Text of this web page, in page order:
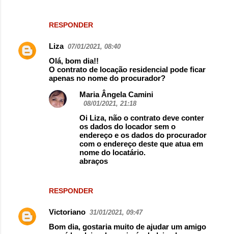
RESPONDER
Liza 07/01/2021, 08:40
Olá, bom dia!!
O contrato de locação residencial pode ficar
apenas no nome do procurador?
RESPONDER
Maria Ângela Camini
08/01/2021, 21:18
Oi Liza, não o contrato deve conter
os dados do locador sem o
endereço e os dados do procurador
com o endereço deste que atua em
nome do locatário.
abraços
Victoriano 31/01/2021, 09:47
Bom dia, gostaria muito de ajudar um amigo